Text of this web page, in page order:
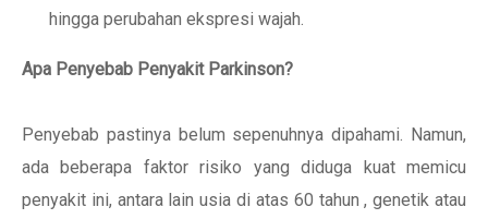
hingga perubahan ekspresi wajah.
Apa Penyebab Penyakit Parkinson?
Penyebab pastinya belum sepenuhnya dipahami. Namun,
ada beberapa faktor risiko yang diduga kuat memicu
penyakit ini, antara lain usia di atas 60 tahun , genetik atau